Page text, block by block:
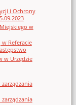
i Ochrony
w
Referacie
w Urzędzie